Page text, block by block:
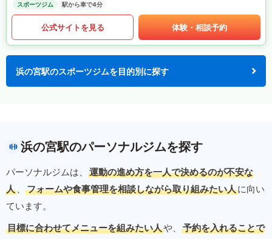
スポーツジム 駅から車で4分
公式サイトを見る 体験・相談予約
浜の宮駅のスポーツジムを目的別に探す
浜の宮駅のパーソナルジムを探す
パーソナルジムは、
運動の進め方を一人で決めるのが不安な
人 、 フォームや食事管理を相談しながら取り組みたい人に向い
ています。
目標に合わせてメニューを組みたい人や、 予約を入れることで